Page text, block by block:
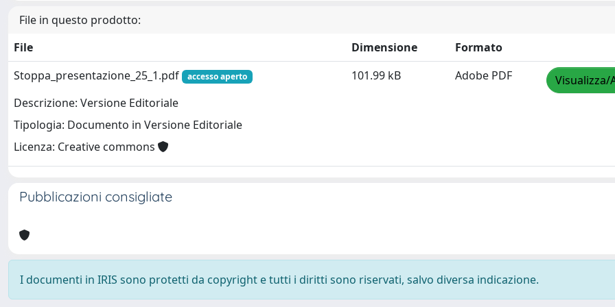
File in questo prodotto:
File
Dimensione
Formato
Stoppa_presentazione_25_1.pdf
accesso aperto
Descrizione: Versione Editoriale
Tipologia: Documento in Versione Editoriale
Licenza: Creative commons
101.99 kB Adobe PDF Visualizza/
Pubblicazioni consigliate
I documenti in IRIS sono protetti da copyright e tutti i diritti sono riservati, salvo diversa indicazione.